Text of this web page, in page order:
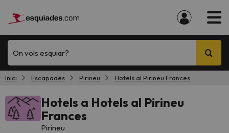
On vols esquiar?
Inici Escapades Pirineu Hotels al Pirineu Frances
Hotels a Hotels al Pirineu
Frances
Pirineu